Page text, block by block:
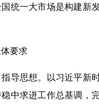
一大市场是构建新发
要求
思想。以习近平新时
中求进工作总基调，